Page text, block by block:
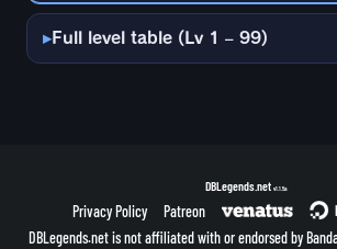
Full level table (Lv 1 – 99)
DBLegends.net v1.1.5a
Privacy Policy
Patreon
DBLegends.net is not affiliated with or endorsed by